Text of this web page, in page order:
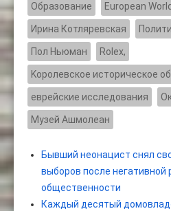
Образование European
Ирина Котляревская
Пол Ньюман Rolex,
Kоролевское историческое
еврейские исследования
Музей Ашмолеан
Бывший неонацист снял
выборов после негативной
общественности
Каждый десятый